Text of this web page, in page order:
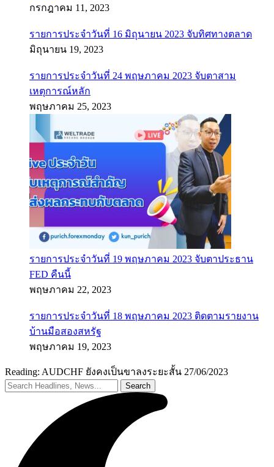
กรกฎาคม 11, 2023
รายการประจำวันที่ 16 มิถุนายน 2023 จับทิศทางตลาด
มิถุนายน 19, 2023
รายการประจำวันที่ 24 พฤษภาคม 2023 จับตาสาม
เหตุการณ์หลัก
พฤษภาคม 25, 2023
รายการประจำวันที่ 19 พฤษภาคม 2023 จับตาประธาน
FED คืนนี้
พฤษภาคม 22, 2023
รายการประจำวันที่ 18 พฤษภาคม 2023 ติดตามรายงาน
บ้านมือสองสหรัฐ
พฤษภาคม 19, 2023
Reading: AUDCHF ยังคงเป็นขาลงระยะสั้น 27/06/2023